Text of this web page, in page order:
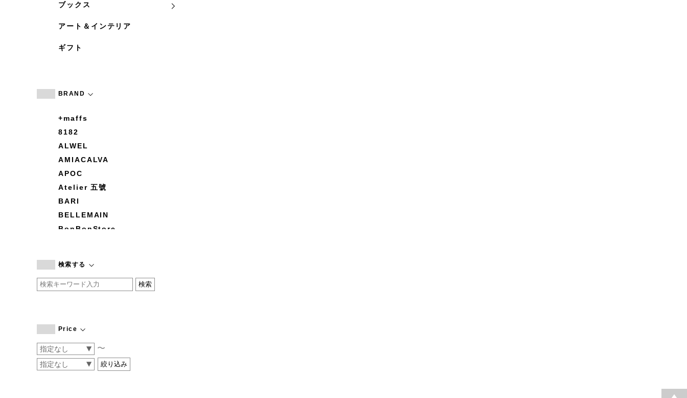
ブックス
アート＆インテリア
ギフト
BRAND
+maffs
8182
ALWEL
AMIACALVA
APOC
Atelier 五號
BARI
BELLEMAIN
BonBonStore
by basics
CATWORTH
COGTHEBIGSMOKE
CONVERSE
DEAN & DELUCA
検索する
Price
〜